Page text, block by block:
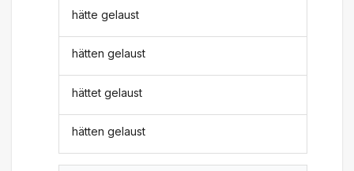
hätte gelaust
hätten gelaust
hättet gelaust
hätten gelaust